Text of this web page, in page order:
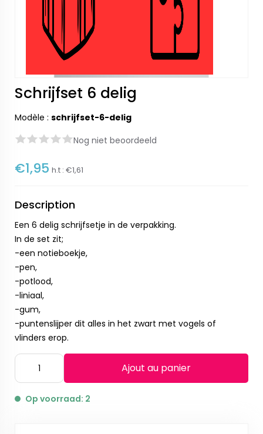
Schrijfset 6 delig
Modèle : schrijfset-6-delig
Nog niet beoordeeld
€1,95 h.t : €1,61
Description
Een 6 delig schrijfsetje in de verpakking.
In de set zit;
-een notieboekje,
-pen,
-potlood,
-liniaal,
-gum,
-puntenslijper dit alles in het zwart met vogels of
vlinders erop.
Ajout au panier
Op voorraad: 2